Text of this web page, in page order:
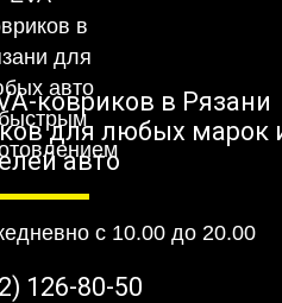
ковриков в Рязани
для любых марок
авто
с 10.00 до 20.00
126-80-50